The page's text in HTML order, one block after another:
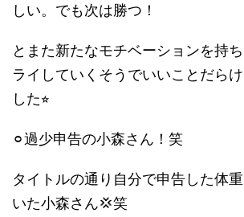
しい。でも次は勝つ！
とまた新たなモチベーションを持
ライしていくそうでいいことだら
した⭐︎
⚪︎過少申告の小森さん！笑
タイトルの通り自分で申告した体
いた小森さん💢笑